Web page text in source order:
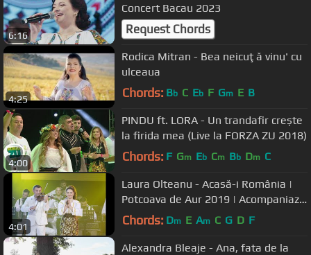
6:16
Concert Bacau 2023
Request Chords
4:25
Rodica Mitran - Bea neicuţă vinu' cu
ulceaua
Chords: Bb C Eb F Gm E B
4:00
PINDU ft. LORA - Un trandafir crește
la firida mea (Live la FORZA ZU 2018)
Chords: F Gm Eb Cm Bb Dm C
4:01
Laura Olteanu - Acasă-i România |
Potcoava de Aur 2019 | Acompaniază
Orchestra Fraților Advahov
Chords: Dm E Am C G D F
Alexandra Bleaje - Ana, fata de la